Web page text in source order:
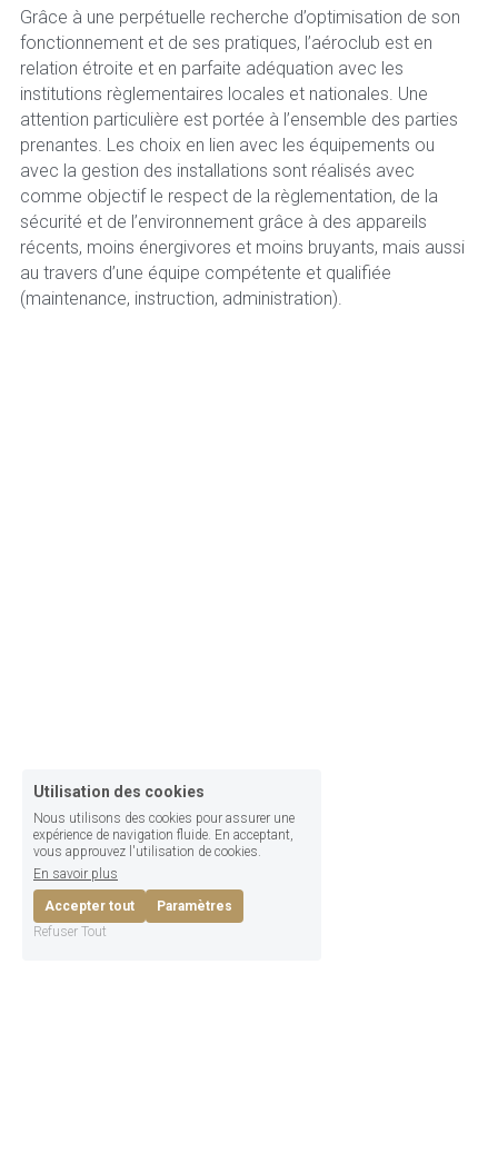
Grâce à une perpétuelle recherche d’optimisation de son
fonctionnement et de ses pratiques, l’aéroclub est en
relation étroite et en parfaite adéquation avec les
institutions règlementaires locales et nationales. Une
attention particulière est portée à l’ensemble des parties
prenantes. Les choix en lien avec les équipements ou
avec la gestion des installations sont réalisés avec
comme objectif le respect de la règlementation, de la
sécurité et de l’environnement grâce à des appareils
récents, moins énergivores et moins bruyants, mais aussi
au travers d’une équipe compétente et qualifiée
(maintenance, instruction, administration).
Utilisation des cookies
Nous utilisons des cookies pour assurer une
expérience de navigation fluide. En acceptant,
vous approuvez l'utilisation de cookies.
En savoir plus
Accepter tout
Paramètres
Refuser Tout